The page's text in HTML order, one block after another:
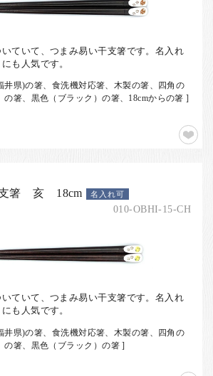
ていて、つまみ易い干支箸です。名入れ
も人気です。
井県)の箸、食洗機対応箸、木製の箸、四角の
の箸、黒色（ブラック）の箸、18cmからの箸 ]
箸 亥 18cm 名入れ可
010-OBHI-15-CH
ていて、つまみ易い干支箸です。名入れ
も人気です。
井県)の箸、食洗機対応箸、木製の箸、四角の
の箸、黒色（ブラック）の箸 ]